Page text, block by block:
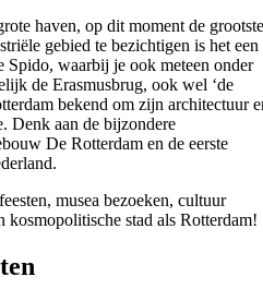
haven, op dit moment de grootste
gebied te bezichtigen is het een
Spido, waarbij je ook meteen onder
de Erasmusbrug, ook wel ‘de
bekend om zijn architectuur
Denk aan de bijzondere
De Rotterdam en de eerste
musea bezoeken, cultuur
stad als Rotterdam!